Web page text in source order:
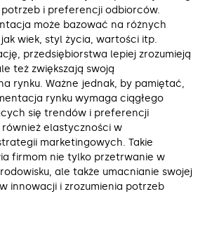
i preferencji odbiorców.
może bazować na różnych
wiek, styl życia, wartości itp.
przedsiębiorstwa lepiej zrozumieją
też zwiększają swoją
rynku. Ważne jednak, by pamiętać,
rynku wymaga ciągłego
się trendów i preferencji
również elastyczności w
marketingowych. Takie
firmom nie tylko przetrwanie w
ale także umacnianie swojej
innowacji i zrozumienia potrzeb